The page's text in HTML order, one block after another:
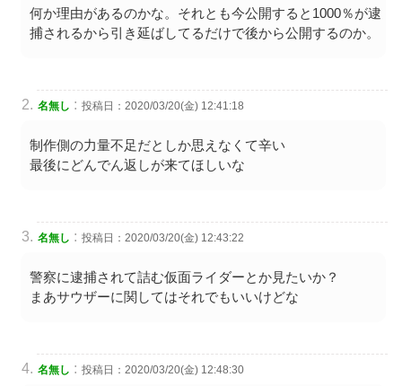
何か理由があるのかな。それとも今公開すると1000％が逮
捕されるから引き延ばしてるだけで後から公開するのか。
名無し : 投稿日：2020/03/20(金) 12:41:18
制作側の力量不足だとしか思えなくて辛い
最後にどんでん返しが来てほしいな
名無し : 投稿日：2020/03/20(金) 12:43:22
警察に逮捕されて詰む仮面ライダーとか見たいか？
まあサウザーに関してはそれでもいいけどな
名無し : 投稿日：2020/03/20(金) 12:48:30